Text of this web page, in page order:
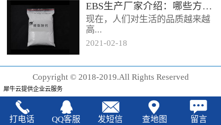
分为...
EBS生产厂家‍介绍：哪些方法可以验证EBS的润滑效果
现在，人们对生活的品质越来越
高...
声也越来越强烈，很多厂家在利
2021-02-18
Copyright © 2018-2019.All Rights Reserved
犀牛云提供企业云服务
打电话 QQ客服 发短信 查地图 留言